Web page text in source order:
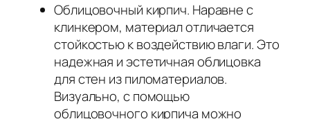
Облицовочный кирпич. Наравне с
клинкером, материал отличается
стойкостью к воздействию влаги. Это
надежная и эстетичная облицовка
для стен из пиломатериалов.
Визуально, с помощью
облицовочного кирпича можно